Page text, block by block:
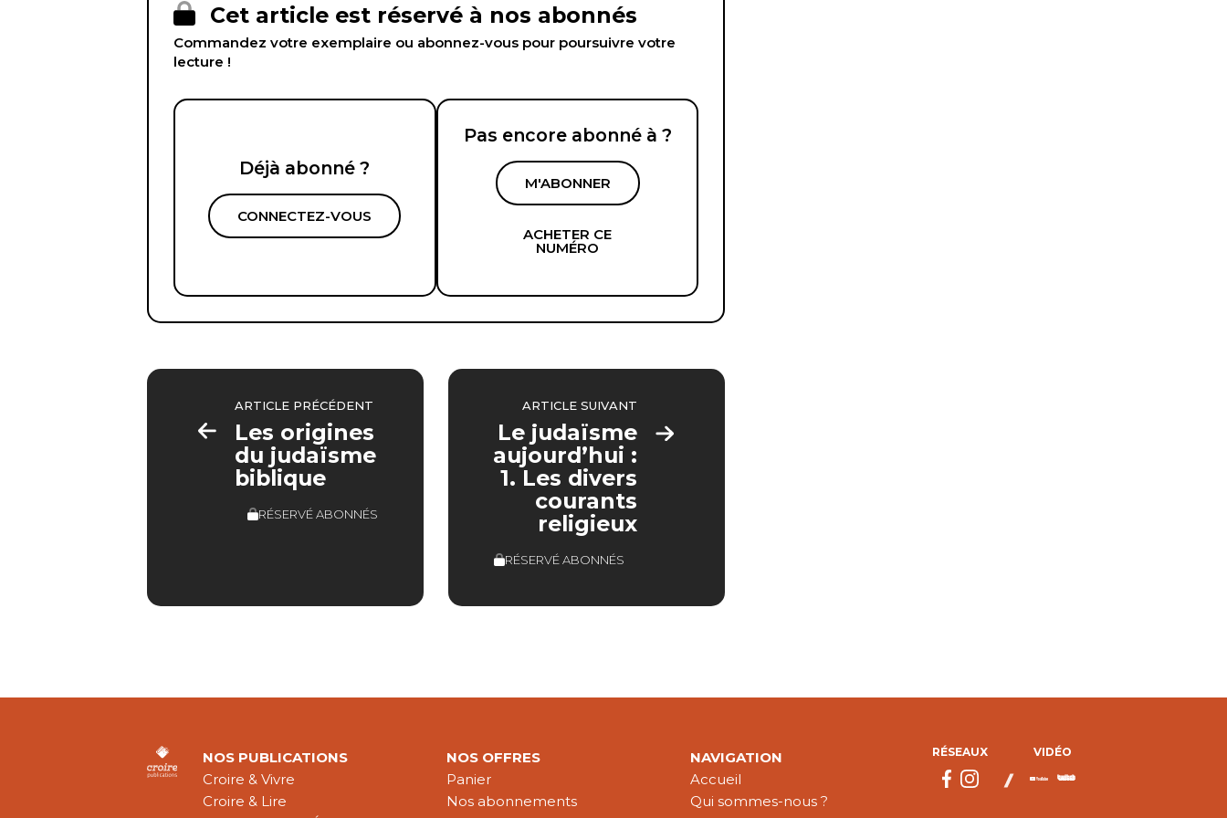
Cet article est réservé à nos abonnés
Commandez votre exemplaire ou abonnez-vous pour poursuivre votre
lecture !
Déjà abonné ?
CONNECTEZ-VOUS
Pas encore abonné à ?
M'ABONNER
ACHETER CE
NUMÉRO
ARTICLE PRÉCÉDENT
Les origines
du judaïsme
biblique
RÉSERVÉ ABONNÉS
ARTICLE SUIVANT
Le judaïsme
aujourd’hui :
1. Les divers
courants
religieux
RÉSERVÉ ABONNÉS
NOS PUBLICATIONS
Croire & Vivre
Croire & Lire
NOS OFFRES
Panier
Nos abonnements
NAVIGATION
Accueil
Qui sommes-nous ?
RÉSEAUX VIDÉO